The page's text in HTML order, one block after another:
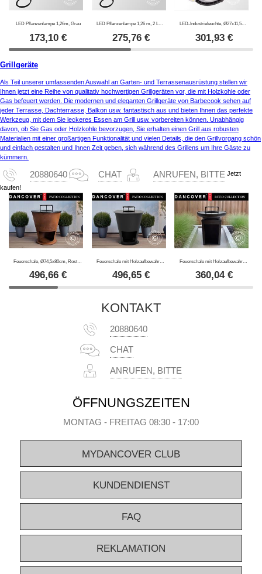
LED Pflanzenlampe 1,26m, Grau
173,10 €
LED Pflanzenlampe 1,26 m, 2 Lampen, Grau
275,76€
LED-Industrieleuchte, Ø27x11,5cm, mit Sensor/Fernbedienung, Schwarz
301,93€
Grillgeräte
Als Teil unserer umfassenden Auswahl an Garten- und Terrassenausrüstung stellen wir
Ihnen jetzt eine Reihe von qualitativ hochwertigen Grillgeräten vor, die mit Holzkohle oder
Gas befeuert werden. Die modernen und eleganten Grillgeräte von Barbecook sehen auf
jeder Terrasse, Dachterrasse, Balkon usw. fantastisch aus und bieten Ihnen das perfekte
Werkzeug, mit dem Sie leckeres Essen am Grill usw. vorbereiten können. Unabhängig
davon, ob Sie Gas oder Holzkohle bevorzugen, Sie erhalten einen Grill aus robusten
Materialien mit einer großartigen Funktionalität und vielen Details, die den Grillvorgang schön
und einfach gestalten und Ihnen Zeit geben, sich während des Grillens um Ihre Gäste zu
kümmern.
20880640 CHAT ANRUFEN, BITTE Jetzt
kaufen!
496,66 € 496,65€
Feuerschale mit Holzaufbewahrung, Ø60x73cm, Schwarz
360,04€
KONTAKT
20880640
CHAT
ANRUFEN, BITTE
ÖFFNUNGSZEITEN
MONTAG - FREITAG 08:30 - 17:00
MYDANCOVER CLUB
KUNDENDIENST
FAQ
REKLAMATION